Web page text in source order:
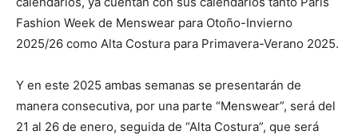
Fashion Week de Menswear para Otoño-Invierno
2025/26 como Alta Costura para Primavera-Verano 2025.
Y en este 2025 ambas semanas se presentarán de
manera consecutiva, por una parte “Menswear”, será del
21 al 26 de enero, seguida de “Alta Costura”, que será